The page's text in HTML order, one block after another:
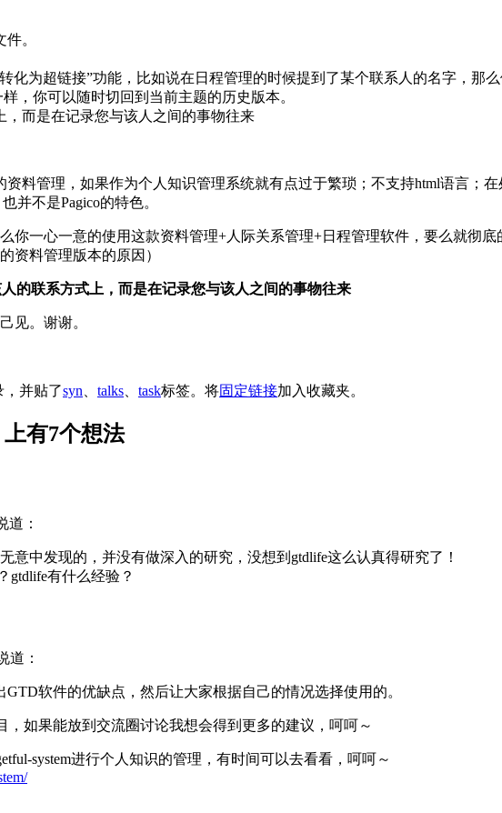
。
化为超链接”功能，比如说在日程管理的时候提到了某个联系人的名字，那么
，你可以随时切回到当前主题的历史版本。
而是在记录您与该人之间的事物往来
料管理，如果作为个人知识管理系统就有点过于繁琐；不支持html语言；
并不是Pagico的特色。
你一心一意的使用这款资料管理+人际关系管理+日程管理软件，要么就彻
资料管理版本的原因）
的联系方式上，而是在记录您与该人之间的事物往来
见。谢谢。
，并贴了syn、 talks、 task标签。将固定链接加入收藏夹。
上有7个想法
道：
意中发现的，并没有做深入的研究，没想到gtdlife这么认真得研究了！
gtdlife有什么经验？
道：
软件的优缺点，然后让大家根据自己的情况选择使用的。
如果能放到交流圈讨论我想会得到更多的建议，呵呵～
system进行个人知识的管理，有时间可以去看看，呵呵～